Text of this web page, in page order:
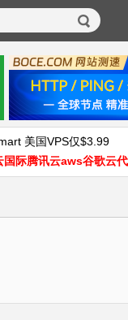
美国VPS仅$3.99
国际腾讯云aws谷歌云